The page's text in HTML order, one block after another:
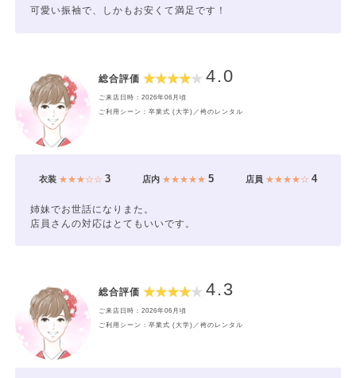
可愛い振袖で、しかもお安くて満足です！
総合評価 4.0
ご来店日時：2026年06月頃
ご利用シーン：卒業式 (大学)／袴のレンタル
衣装★★★☆☆ 3 店内★★★★★ 5 店員 ★★★★☆4
姉妹でお世話になりまた。
店員さんの対応はとてもいいです。
総合評価 4.3
ご来店日時：2026年06月頃
ご利用シーン：卒業式 (大学)／袴のレンタル